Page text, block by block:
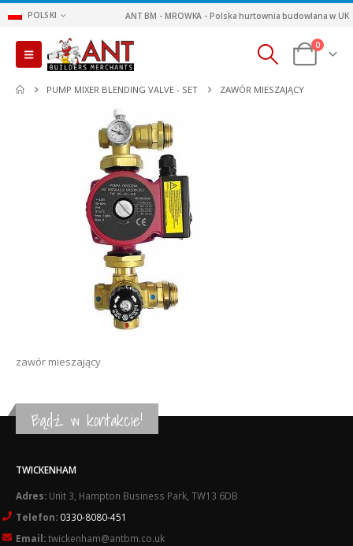
POLSKI ANT BM - MROWKA - Polska hurtownia budowlana w UK
0
PUMP MIXER BLENDING VALVE - SET ZAWÓR MIESZAJĄCY
zawór mieszający
Bądź w kontakcie!
TWICKENHAM
Adres: Unit 3, Hampton Business Park, TW13 6DB
Telefon: 0330-8080-451
Email:twickenham@antbm.co.uk